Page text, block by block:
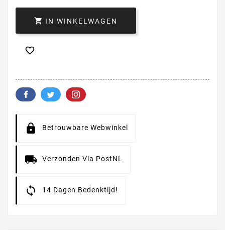
 IN WINKELWAGEN

Betrouwbare Webwinkel
Verzonden Via PostNL
14 Dagen Bedenktijd!